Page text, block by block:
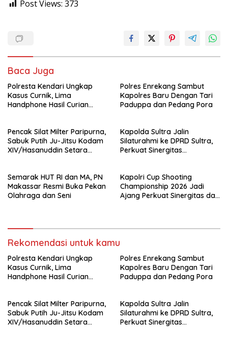
Post Views: 373
Baca Juga
Polresta Kendari Ungkap
Kasus Curnik, Lima
Handphone Hasil Curian
Polres Enrekang Sambut
Kapolres Baru Dengan Tari
Paduppa dan Pedang Pora
Pencak Silat Milter Paripurna,
Sabuk Putih Ju-Jitsu Kodam
XIV/Hasanuddin Setara
Kapolda Sultra Jalin
Silaturahmi ke DPRD Sultra,
Perkuat Sinergitas
Semarak HUT RI dan MA, PN
Makassar Resmi Buka Pekan
Olahraga dan Seni
Kapolri Cup Shooting
Championship 2026 Jadi
Ajang Perkuat Sinergitas dan
Rekomendasi untuk kamu
Polresta Kendari Ungkap
Kasus Curnik, Lima
Handphone Hasil Curian
Polres Enrekang Sambut
Kapolres Baru Dengan Tari
Paduppa dan Pedang Pora
Pencak Silat Milter Paripurna,
Sabuk Putih Ju-Jitsu Kodam
XIV/Hasanuddin Setara
Kapolda Sultra Jalin
Silaturahmi ke DPRD Sultra,
Perkuat Sinergitas